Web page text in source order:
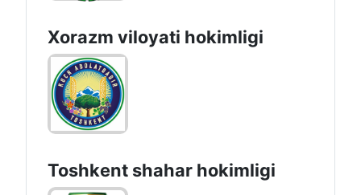
Xorazm vilоyati hоkimligi
Toshkеnt shаhаr hоkimligi